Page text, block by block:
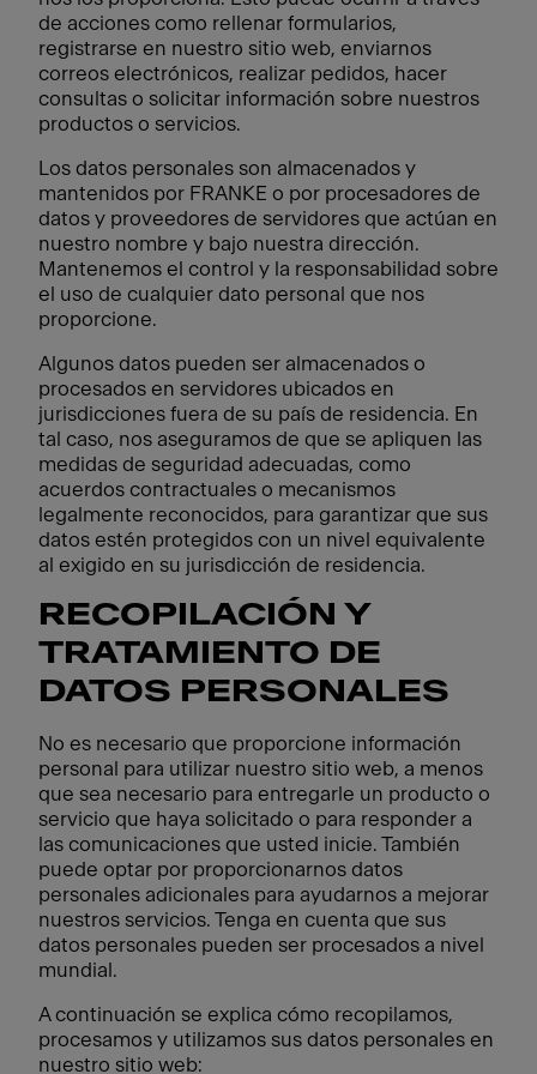
de acciones como rellenar formularios,
registrarse en nuestro sitio web, enviarnos
correos electrónicos, realizar pedidos, hacer
consultas o solicitar información sobre nuestros
productos o servicios.
Los datos personales son almacenados y
mantenidos por FRANKE o por procesadores de
datos y proveedores de servidores que actúan en
nuestro nombre y bajo nuestra dirección.
Mantenemos el control y la responsabilidad sobre
el uso de cualquier dato personal que nos
proporcione.
Algunos datos pueden ser almacenados o
procesados en servidores ubicados en
jurisdicciones fuera de su país de residencia. En
tal caso, nos aseguramos de que se apliquen las
medidas de seguridad adecuadas, como
acuerdos contractuales o mecanismos
legalmente reconocidos, para garantizar que sus
datos estén protegidos con un nivel equivalente
al exigido en su jurisdicción de residencia.
RECOPILACIÓN Y
TRATAMIENTO DE
DATOS PERSONALES
No es necesario que proporcione información
personal para utilizar nuestro sitio web, a menos
que sea necesario para entregarle un producto o
servicio que haya solicitado o para responder a
las comunicaciones que usted inicie. También
puede optar por proporcionarnos datos
personales adicionales para ayudarnos a mejorar
nuestros servicios. Tenga en cuenta que sus
datos personales pueden ser procesados a nivel
mundial.
A continuación se explica cómo recopilamos,
procesamos y utilizamos sus datos personales en
nuestro sitio web: